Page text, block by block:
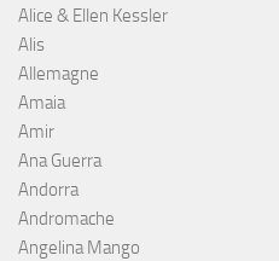
Alice & Ellen Kessler
Alis
Allemagne
Amaia
Amir
Ana Guerra
Andorra
Andromache
Angelina Mango